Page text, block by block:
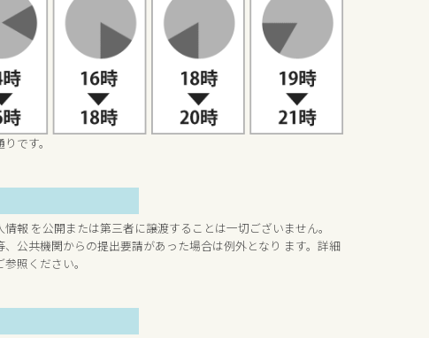
です。
報 を公開または第三者に譲渡することは一切ございません。
公共機関からの提出要請があった場合は例外となり ます。詳細
参照ください。